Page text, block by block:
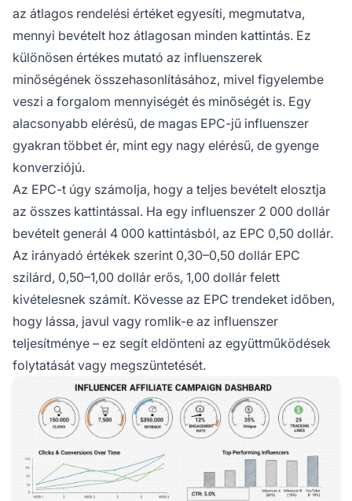
az átlagos rendelési értéket egyesíti, megmutatva,
mennyi bevételt hoz átlagosan minden kattintás. Ez
különösen értékes mutató az influenszerek
minőségének összehasonlításához, mivel figyelembe
veszi a forgalom mennyiségét és minőségét is. Egy
alacsonyabb elérésű, de magas EPC-jű influenszer
gyakran többet ér, mint egy nagy elérésű, de gyenge
konverziójú.
Az EPC-t úgy számolja, hogy a teljes bevételt elosztja
az összes kattintással. Ha egy influenszer 2 000 dollár
bevételt generál 4 000 kattintásból, az EPC 0,50 dollár.
Az irányadó értékek szerint 0,30–0,50 dollár EPC
szilárd, 0,50–1,00 dollár erős, 1,00 dollár felett
kivételesnek számít. Kövesse az EPC trendeket időben,
hogy lássa, javul vagy romlik-e az influenszer
teljesítménye – ez segít eldönteni az együttműködések
folytatását vagy megszüntetését.